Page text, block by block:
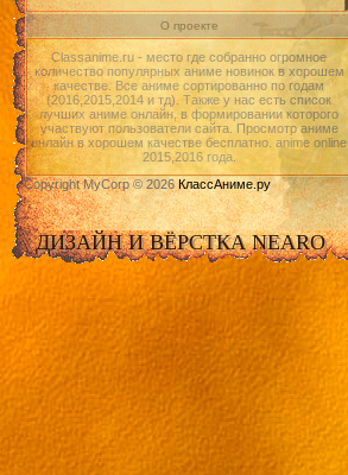
О проекте
Classanime.ru - место где собранно огромное
количество популярных аниме новинок в хорошем
качестве. Все аниме сортированно по годам
(2016,2015,2014 и тд). Также у нас есть список
лучших аниме онлайн, в формировании которого
участвуют пользователи сайта. Просмотр аниме
онлайн в хорошем качестве бесплатно. anime online
2015,2016 года.
Copyright MyCorp © 2026КлассАниме.ру
ДИЗАЙН И ВЁРСТКА NEARO